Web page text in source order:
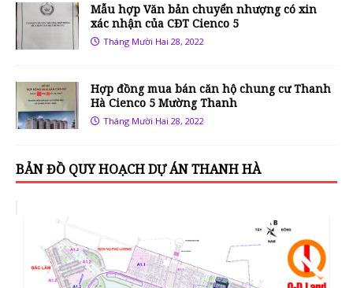
Mẫu hợp Văn bản chuyển nhượng có xin
xác nhận của CĐT Cienco 5
Tháng Mười Hai 28, 2022
Hợp đồng mua bán căn hộ chung cư Thanh
Hà Cienco 5 Mường Thanh
Tháng Mười Hai 28, 2022
BẢN ĐỒ QUY HOẠCH DỰ ÁN THANH HÀ